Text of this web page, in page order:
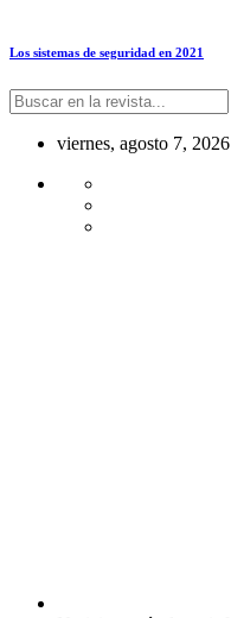
Los sistemas de seguridad en 2021
viernes, agosto 7, 2026